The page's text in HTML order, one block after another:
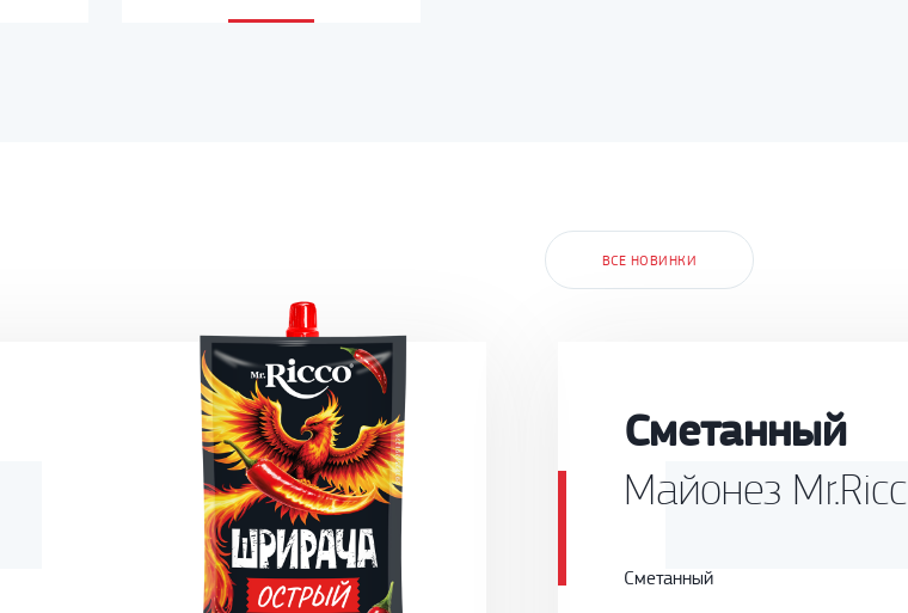
ВСЕ НОВИНКИ
Сметанный
Майонез
Сметанный